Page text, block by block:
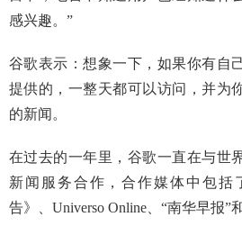
感兴趣。”
谷歌表示：想象一下，如果你有自
提供的，一整天都可以访问，并为
的新闻。
在过去的一年里，谷歌一直在与世
新闻服务合作，合作媒体中包括
告》、Universo Online、“南华早报”